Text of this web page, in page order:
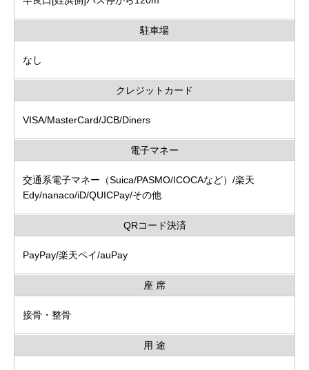
駐車場
なし
クレジットカード
VISA/MasterCard/JCB/Diners
電子マネー
交通系電子マネー（Suica/PASMO/ICOCAなど）/楽天
Edy/nanaco/iD/QUICPay/その他
QRコード決済
PayPay/楽天ペイ/auPay
座 席
接骨・整骨
用 途